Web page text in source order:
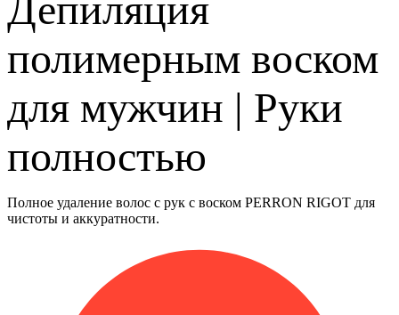
полимерным воском
для мужчин | Руки
полностью
Полное удаление волос с рук с воском PERRON RIGOT для
чистоты и аккуратности.